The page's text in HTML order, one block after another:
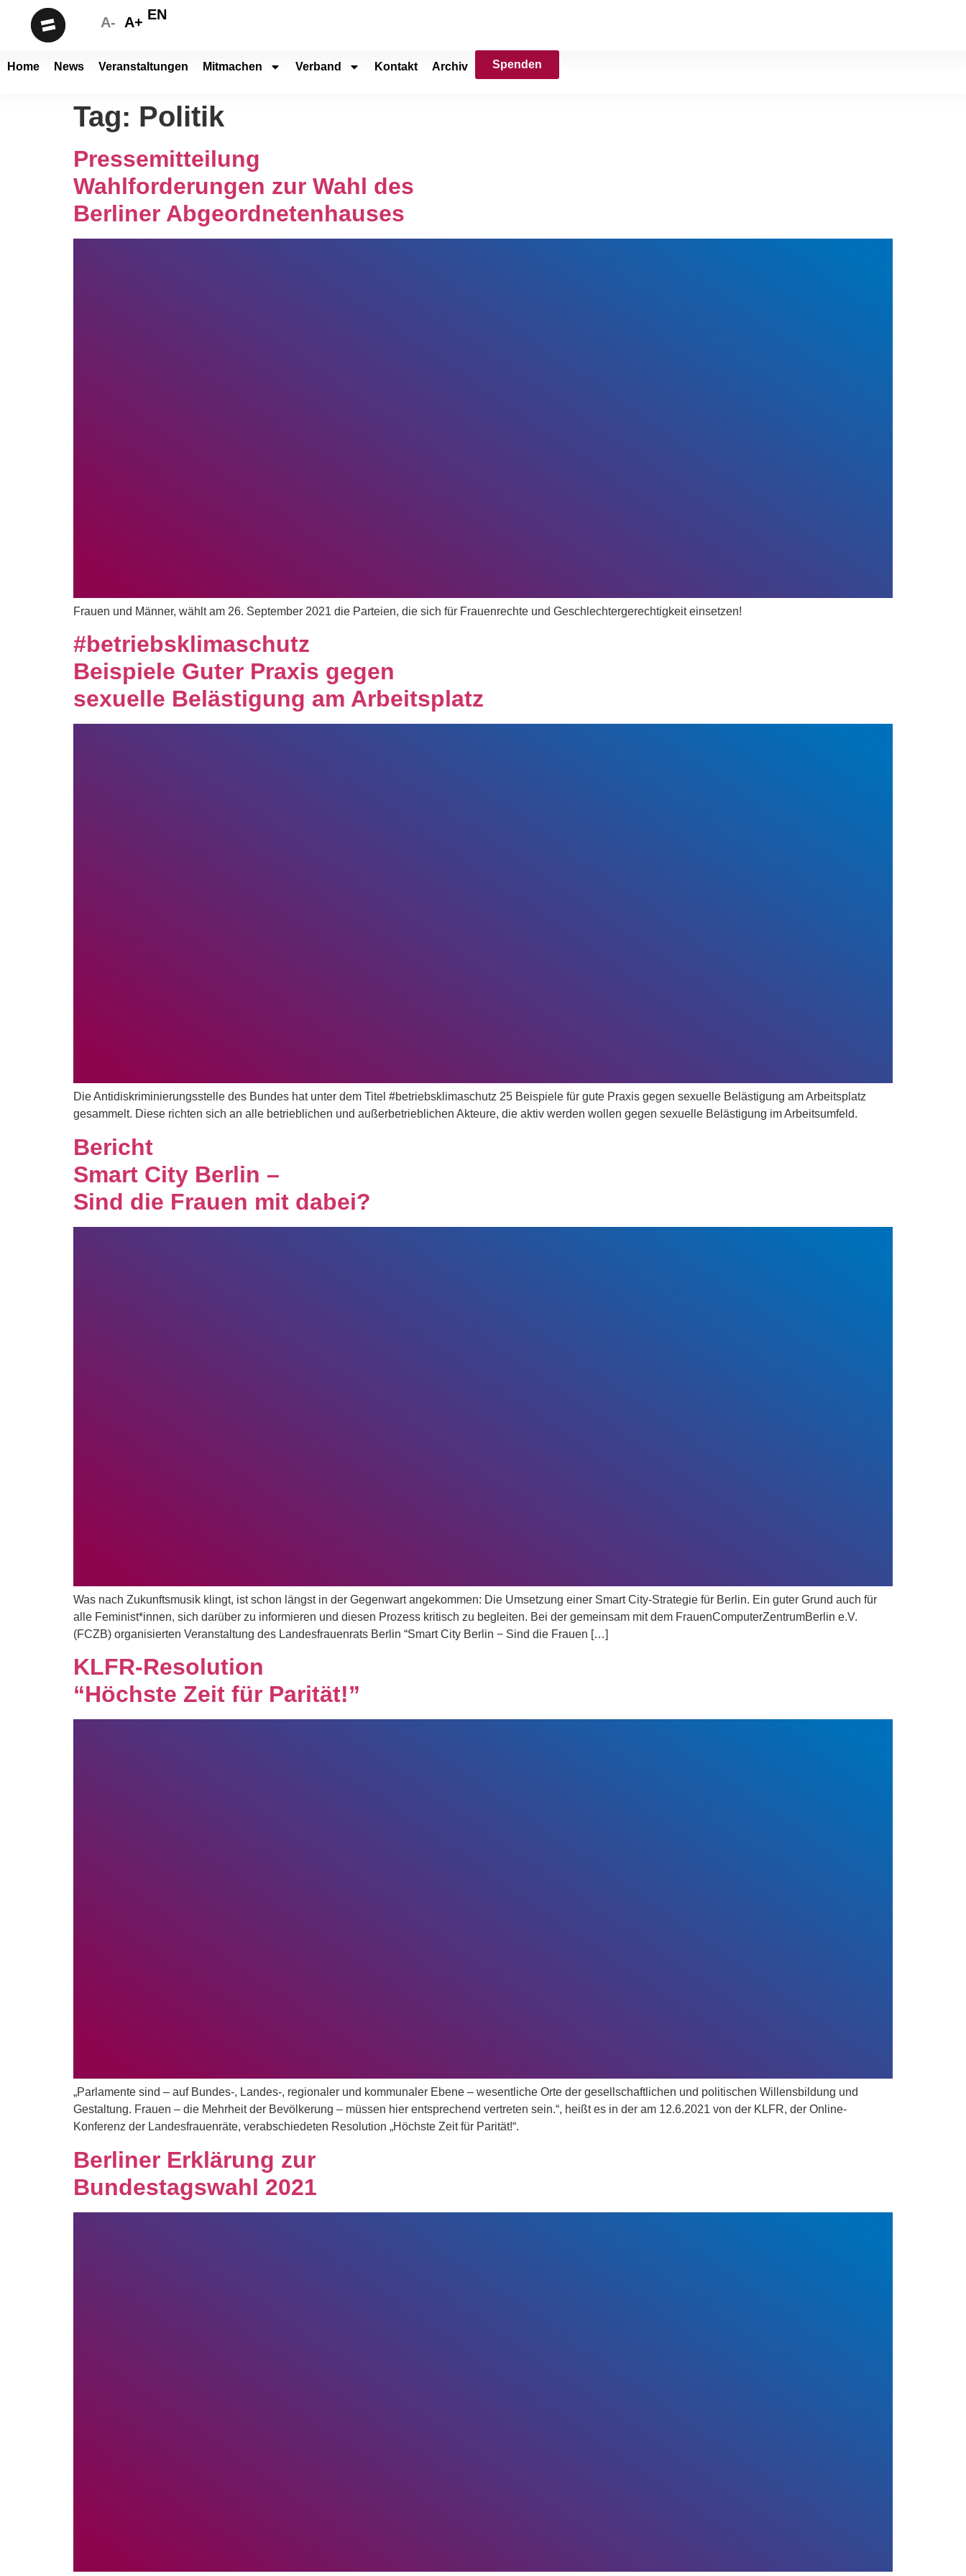
A- A+ EN
Home News Veranstaltungen Mitmachen Verband Kontakt Archiv Spenden
Tag: Politik
Pressemitteilung
Wahlforderungen zur Wahl des
Berliner Abgeordnetenhauses
Frauen und Männer, wählt am 26. September 2021 die Parteien, die sich für Frauenrechte und Geschlechtergerechtigkeit einsetzen!
#betriebsklimaschutz
Beispiele Guter Praxis gegen
sexuelle Belästigung am Arbeitsplatz
Die Antidiskriminierungsstelle des Bundes hat unter dem Titel #betriebsklimaschutz 25 Beispiele für gute Praxis gegen sexuelle Belästigung am Arbeitsplatz
gesammelt. Diese richten sich an alle betrieblichen und außerbetrieblichen Akteure, die aktiv werden wollen gegen sexuelle Belästigung im Arbeitsumfeld.
Bericht
Smart City Berlin –
Sind die Frauen mit dabei?
Was nach Zukunftsmusik klingt, ist schon längst in der Gegenwart angekommen: Die Umsetzung einer Smart City-Strategie für Berlin. Ein guter Grund auch für
alle Feminist*innen, sich darüber zu informieren und diesen Prozess kritisch zu begleiten. Bei der gemeinsam mit dem FrauenComputerZentrumBerlin e.V.
(FCZB) organisierten Veranstaltung des Landesfrauenrats Berlin “Smart City Berlin − Sind die Frauen […]
KLFR-Resolution
“Höchste Zeit für Parität!”
„Parlamente sind – auf Bundes-, Landes-, regionaler und kommunaler Ebene – wesentliche Orte der gesellschaftlichen und politischen Willensbildung und
Gestaltung. Frauen – die Mehrheit der Bevölkerung – müssen hier entsprechend vertreten sein.“, heißt es in der am 12.6.2021 von der KLFR, der Online-
Konferenz der Landesfrauenräte, verabschiedeten Resolution „Höchste Zeit für Parität!“.
Berliner Erklärung zur
Bundestagswahl 2021